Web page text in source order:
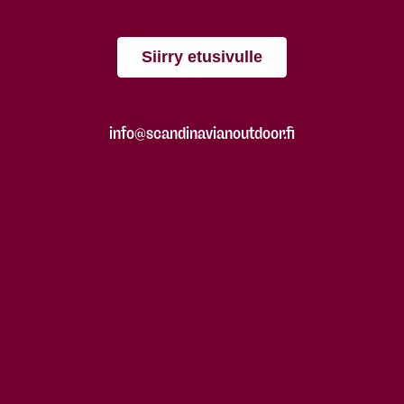
Siirry etusivulle
info@scandinavianoutdoor.fi